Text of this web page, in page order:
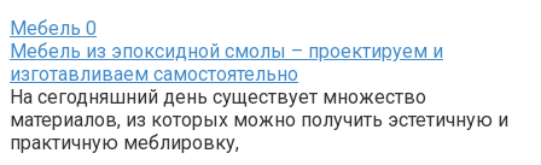
Мебель 0
Мебель из эпоксидной смолы – проектируем и
изготавливаем самостоятельно
На сегодняшний день существует множество
материалов, из которых можно получить эстетичную и
практичную меблировку,